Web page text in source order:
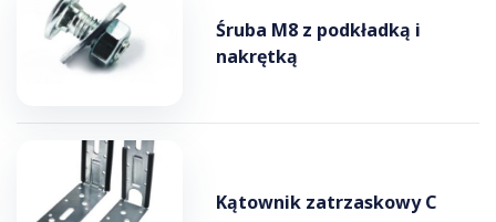
Śruba M8 z podkładką i
nakrętką
Kątownik zatrzaskowy C